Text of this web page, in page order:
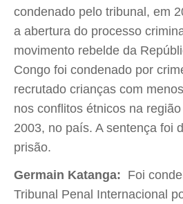
condenado pelo tribunal, em
a abertura do processo
movimento rebelde da
Congo foi condenado por
recrutado crianças com
nos conflitos étnicos na
2003, no país. A sentença foi
prisão.
Germain Katanga: Foi
Tribunal Penal Internacional